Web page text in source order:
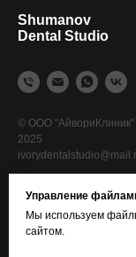
Shumanov
Dental Studio
© ООО "АйвориКлиник"
2025
Информация
Онлайн-запись
Управление
Мы используем
сайтом.